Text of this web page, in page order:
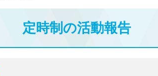
定時制の活動報告